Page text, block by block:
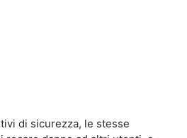
di sicurezza, le stesse